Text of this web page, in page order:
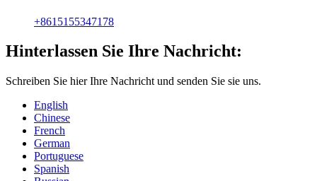
+8615155347178
Hinterlassen Sie Ihre Nachricht:
Schreiben Sie hier Ihre Nachricht und senden Sie sie uns.
English
Chinese
French
German
Portuguese
Spanish